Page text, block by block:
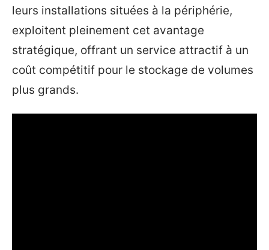
leurs installations situées à la périphérie,
exploitent pleinement cet avantage
stratégique, offrant un service attractif à un
coût compétitif pour le stockage de volumes
plus grands.